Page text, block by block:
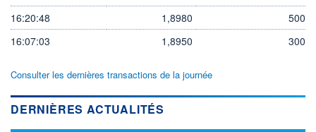
16:20:48
1,8980
500
16:07:03
1,8950 300
Consulter les dernières transactions de la journée
DERNIÈRES ACTUALITÉS